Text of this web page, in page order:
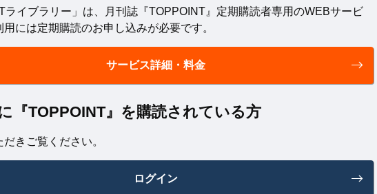
ライブラリー」は、月刊誌『TOPPOINT』定期購読者専用のWEBサービ
用には定期購読のお申し込みが必要です。
サービス詳細・料金
『TOPPOINT』を購読されている方
きご覧ください。
ログイン